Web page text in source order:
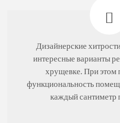
Дизайнерские
интересные варианты
хрущевке. При этом
функциональность
каждый сантиметр